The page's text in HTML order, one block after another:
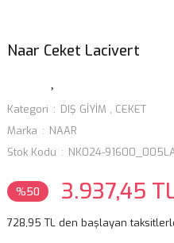
Naar Ceket Lacivert
Kategori DIŞ GİYİM , CEKET
Marka
NAAR
Stok Kodu
NK024-
%50 3.937,45
728,95 TL den başlayan